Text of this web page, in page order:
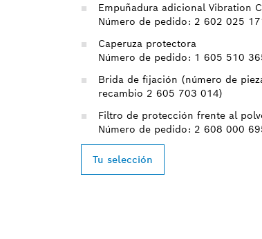
Empuñadura adicional Vibration
Número de pedido: 2 602 025
Caperuza protectora
Número de pedido: 1 605 510
Brida de fijación (número de
recambio 2 605 703 014)
Filtro de protección frente al
Número de pedido: 2 608 000
Tu selección